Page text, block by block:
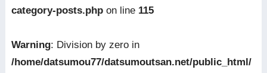
category-posts.phpon line 115
Warning: Division by zero in
/home/datsumou77/datsumoutsan.net/public_html/